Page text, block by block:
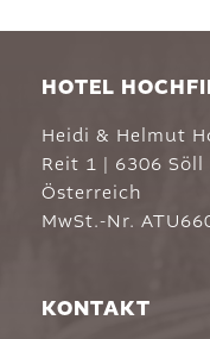
HOTEL
Heidi & Helmut
Reit 1 | 6306 Söll
Österreich
MwSt.-Nr.
KONTAKT